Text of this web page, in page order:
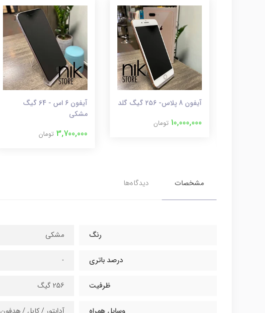
آیفون 8 پلاس- ۲۵۶ گیگ گلد
10,000,000 تومان
آیفون ۶ اس - 64 گیگ
مشکی
3,700,000 تومان
مشخصات دیدگاه‌ها
رنگ مشکی
درصد باتری -
ظرفیت 256 گیگ